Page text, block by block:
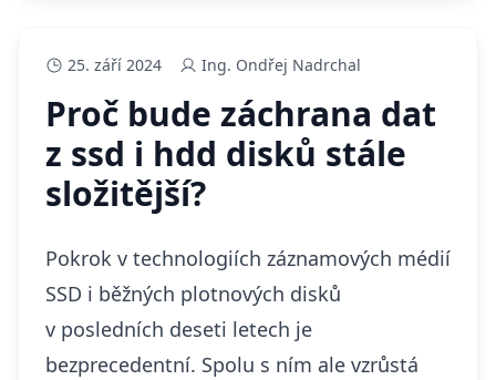
25. září 2024 Ing. Ondřej Nadrchal
Proč bude záchrana dat
z ssd i hdd disků stále
složitější?
Pokrok v technologiích záznamových médií
SSD i běžných plotnových disků
v posledních deseti letech je
bezprecedentní. Spolu s ním ale vzrůstá